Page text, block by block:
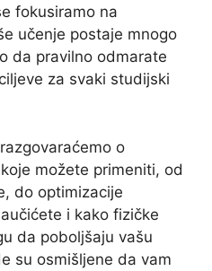
fokusiramo na
učenje postaje mnogo
da pravilno odmarate
za svaki studijski
o
možete primeniti, od
do optimizacije
i kako fizičke
da poboljšaju vašu
su osmišljene da vam